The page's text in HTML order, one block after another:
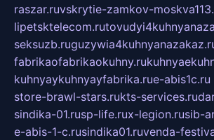
raszar.ruvskrytie-zamkov-
lipetsktelecom.ru
seksuzb.ru
fabrikaofabrikaokuhny.ru
kuhnyaykuhnyayfabrika.rue-abis1c.ru
store-brawl-stars.rukts-services.ru
sindika-01.rusp-life.rux-legion.rusib-
e-abis-1-c.rusindika01.ruvenda-